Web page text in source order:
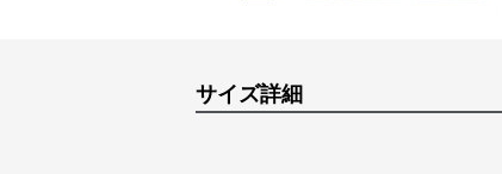
サイズ詳細